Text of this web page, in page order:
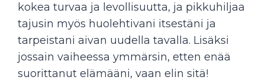
kokea turvaa ja levollisuutta, ja pikkuhiljaa
tajusin myös huolehtivani itsestäni ja
tarpeistani aivan uudella tavalla. Lisäksi
jossain vaiheessa ymmärsin, etten enää
suorittanut elämääni, vaan elin sitä!